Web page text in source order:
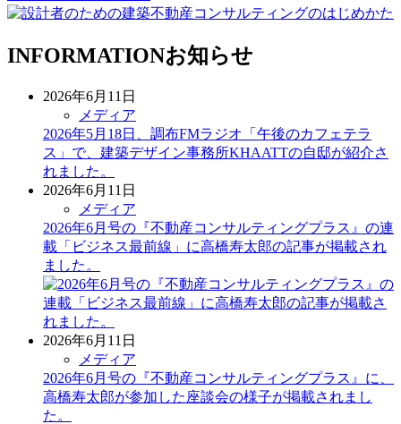
INFORMATIONお知らせ
2026年6月11日
メディア
2026年5月18日、調布FMラジオ「午後のカフェテラ
ス」で、建築デザイン事務所KHAATTの自邸が紹介さ
れました。
2026年6月11日
メディア
2026年6月号の『不動産コンサルティングプラス』の連
載「ビジネス最前線」に高橋寿太郎の記事が掲載され
ました。
2026年6月11日
メディア
2026年6月号の『不動産コンサルティングプラス』に、
高橋寿太郎が参加した座談会の様子が掲載されまし
た。